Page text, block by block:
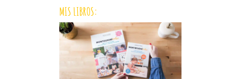
MIS LIBROS: